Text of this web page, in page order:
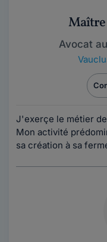
Maître
Avocat
J'exerçe le métier
Mon activité
sa création à sa